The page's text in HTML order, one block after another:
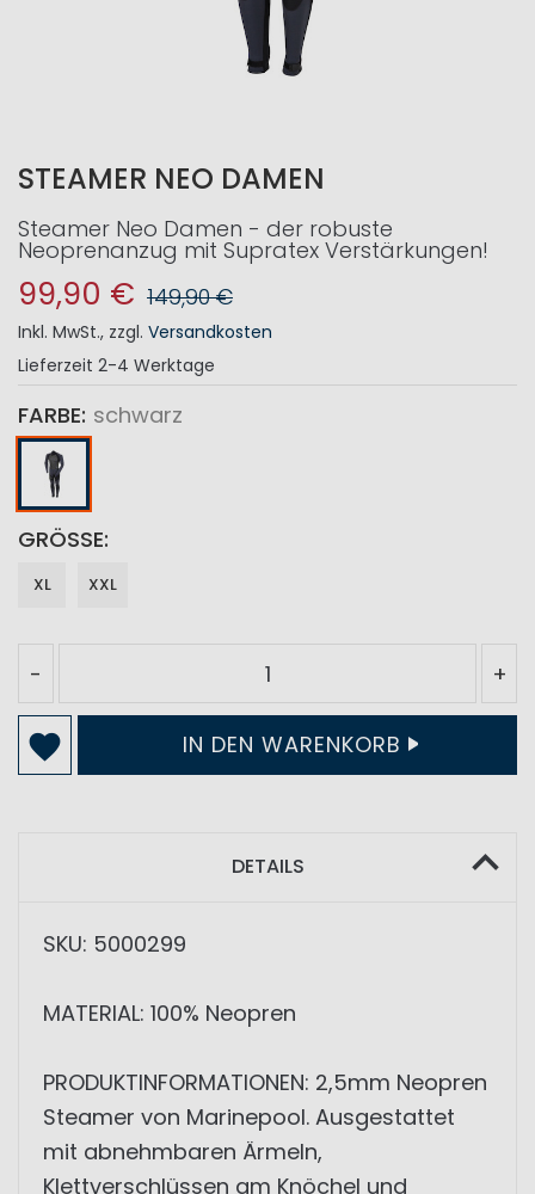
STEAMER NEO DAMEN
Steamer Neo Damen - der robuste
Neoprenanzug mit Supratex Verstärkungen!
99,90 € 149,90 €
Inkl. MwSt., zzgl. Versandkosten
Lieferzeit 2-4 Werktage
FARBE schwarz
GRÖSSE
XL XXL
- +
IN DEN WARENKORB
DETAILS
SKU: 5000299
MATERIAL: 100% Neopren
PRODUKTINFORMATIONEN: 2,5mm Neopren
Steamer von Marinepool. Ausgestattet
mit abnehmbaren Ärmeln,
Klettverschlüssen am Knöchel und